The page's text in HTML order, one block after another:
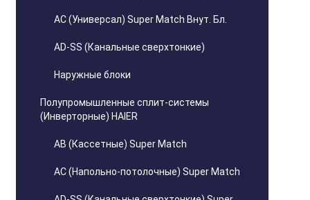
AC (Универсал) Super Match Внут. Бл.
AD-SS (Канальные сверхтонкие)
Наружные блоки
Полупромышленные сплит-системы
(Инверторные) HAIER
AB (Кассетные) Super Match
AC (Напольно-потолочные) Super Match